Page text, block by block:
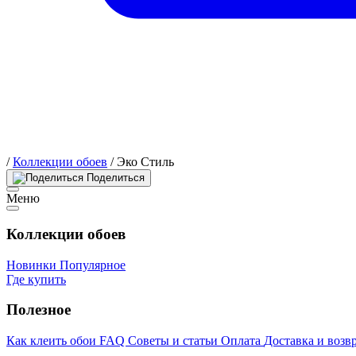
/Коллекции обоев /Эко Стиль
Поделиться
Меню
Коллекции обоев
Новинки Популярное
Где купить
Полезное
Как клеить обои FAQ Советы и статьи Оплата Доставка и